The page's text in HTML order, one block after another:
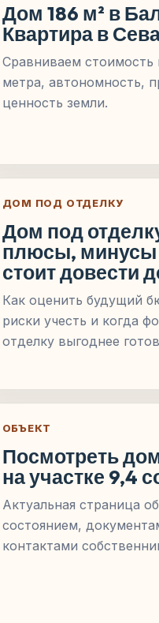
Дом 186 м² в
Квартира в
Сравниваем стоимость
метра, автономность,
ценность земли.
ДОМ ПОД ОТДЕЛКУ
Дом под
плюсы, минусы
стоит довести
Как оценить будущий
риски учесть и когда
отделку выгоднее
ОБЪЕКТ
Посмотреть
на участке 9,4
Актуальная страница
состоянием,
контактами